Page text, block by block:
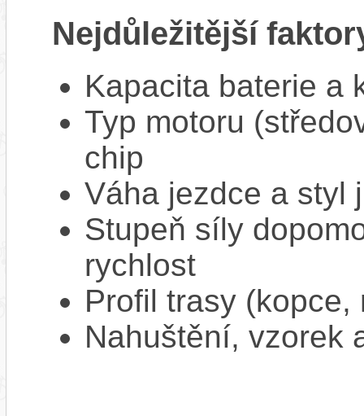
Nejdůležitější
Kapacita baterie a
Typ motoru
chip
Váha jezdce a styl
Stupeň síly
rychlost
Profil trasy
Nahuštění, vzorek